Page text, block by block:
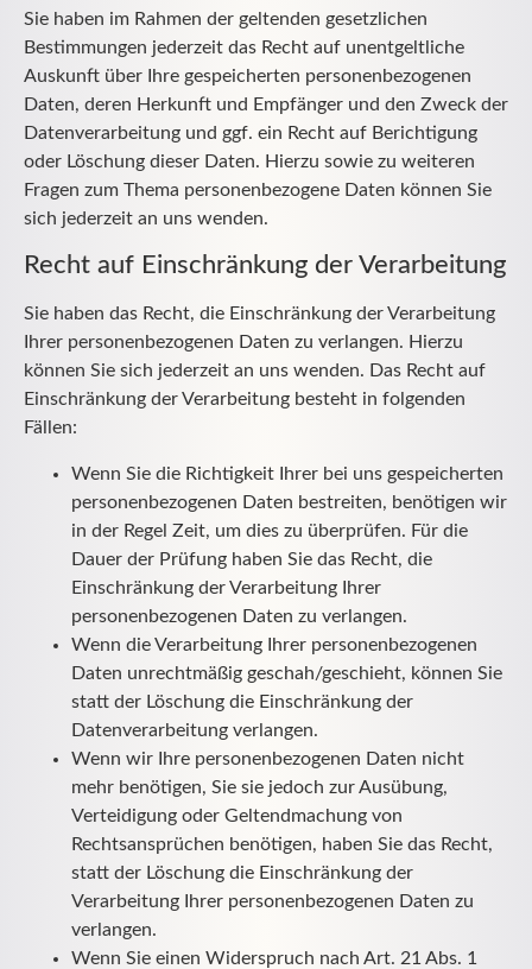
Sie haben im Rahmen der geltenden gesetzlichen
Bestimmungen jederzeit das Recht auf unentgeltliche
Auskunft über Ihre gespeicherten personenbezogenen
Daten, deren Herkunft und Empfänger und den Zweck der
Datenverarbeitung und ggf. ein Recht auf Berichtigung
oder Löschung dieser Daten. Hierzu sowie zu weiteren
Fragen zum Thema personenbezogene Daten können Sie
sich jederzeit an uns wenden.
Recht auf Einschränkung der Verarbeitung
Sie haben das Recht, die Einschränkung der Verarbeitung
Ihrer personenbezogenen Daten zu verlangen. Hierzu
können Sie sich jederzeit an uns wenden. Das Recht auf
Einschränkung der Verarbeitung besteht in folgenden
Fällen:
Wenn Sie die Richtigkeit Ihrer bei uns gespeicherten
personenbezogenen Daten bestreiten, benötigen wir
in der Regel Zeit, um dies zu überprüfen. Für die
Dauer der Prüfung haben Sie das Recht, die
Einschränkung der Verarbeitung Ihrer
personenbezogenen Daten zu verlangen.
Wenn die Verarbeitung Ihrer personenbezogenen
Daten unrechtmäßig geschah/geschieht, können Sie
statt der Löschung die Einschränkung der
Datenverarbeitung verlangen.
Wenn wir Ihre personenbezogenen Daten nicht
mehr benötigen, Sie sie jedoch zur Ausübung,
Verteidigung oder Geltendmachung von
Rechtsansprüchen benötigen, haben Sie das Recht,
statt der Löschung die Einschränkung der
Verarbeitung Ihrer personenbezogenen Daten zu
verlangen.
Wenn Sie einen Widerspruch nach Art. 21 Abs. 1